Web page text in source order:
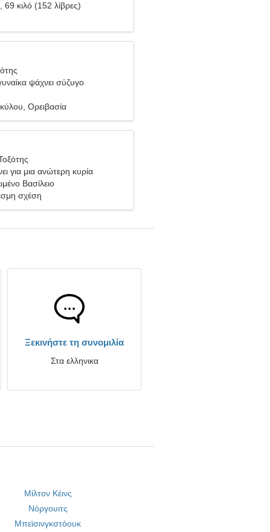
κιλό (152 λίβρες)
ψάχνει σύζυγο
Ορειβασία
για μια ανώτερη κυρία
Βασίλειο
σχέση
Ξεκινήστε τη συνομιλία
Στα ελληνικα
Μίλτον Κέινς
Νόργουιτς
Μπεϊσινγκστόουκ